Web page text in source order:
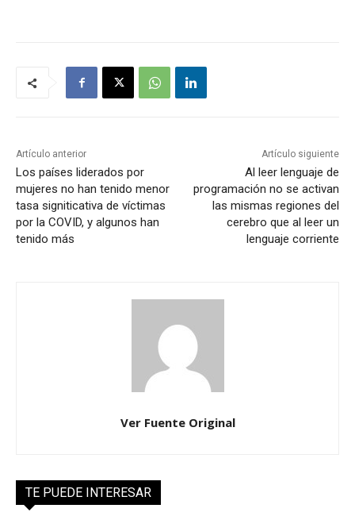
Artículo anterior
Los países liderados por
mujeres no han tenido menor
tasa signiticativa de víctimas
por la COVID, y algunos han
tenido más
Artículo siguiente
Al leer lenguaje de
programación no se activan
las mismas regiones del
cerebro que al leer un
lenguaje corriente
Ver Fuente Original
TE PUEDE INTERESAR